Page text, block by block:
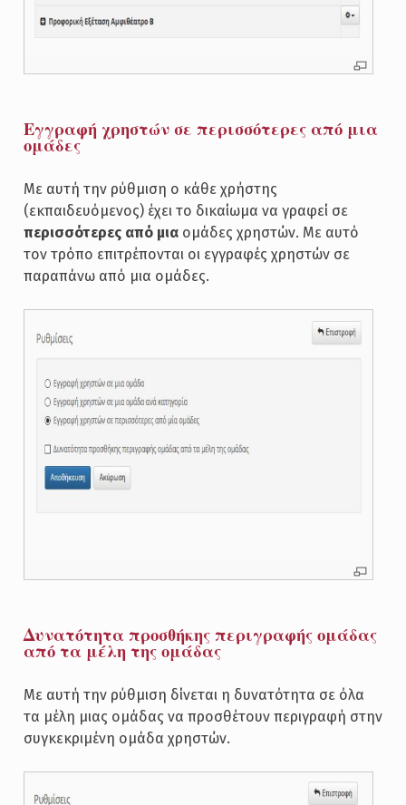
Εγγραφή χρηστών σε περισσότερες από μια
ομάδες
Με αυτή την ρύθμιση ο κάθε χρήστης
(εκπαιδευόμενος) έχει το δικαίωμα να γραφεί σε
περισσότερες από μιαομάδες χρηστών. Με αυτό
τον τρόπο επιτρέπονται οι εγγραφές χρηστών σε
παραπάνω από μια ομάδες.
Δυνατότητα προσθήκης περιγραφής ομάδας
από τα μέλη της ομάδας
Με αυτή την ρύθμιση δίνεται η δυνατότητα σε όλα
τα μέλη μιας ομάδας να προσθέτουν περιγραφή στην
συγκεκριμένη ομάδα χρηστών.